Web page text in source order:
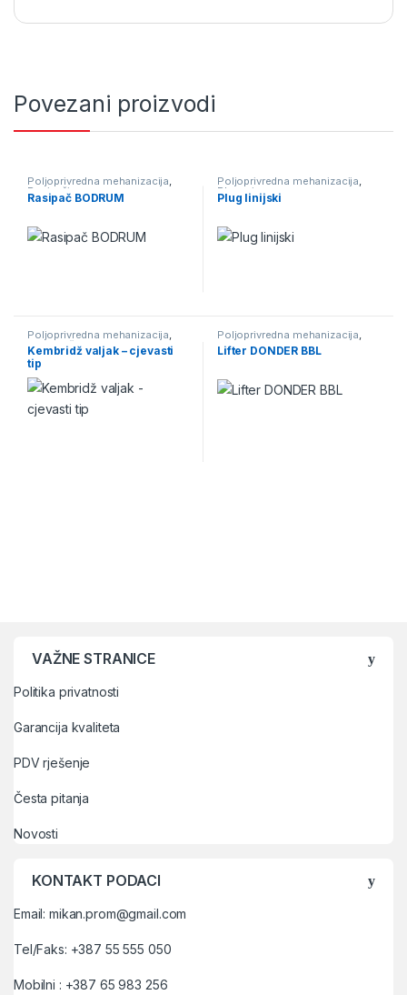
Povezani proizvodi
Poljoprivredna mehanizacija,
Rasipači
Rasipač BODRUM
Poljoprivredna mehanizacija,
Plugovi
Plug linijski
Poljoprivredna mehanizacija
Kembridž valjci
Kembridž valjak – cjevasti
tip
Poljoprivredna mehanizacija
Lifteri
Lifter DONDER BBL
VAŽNE STRANICE
Politika privatnosti
Garancija kvaliteta
PDV rješenje
Česta pitanja
Novosti
KONTAKT PODACI
Email: mikan.prom@gmail.com
Tel/Faks: +387 55 555 050
Mobilni : +387 65 983 256